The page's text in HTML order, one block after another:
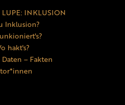
LUPE: INKLUSION
Inklusion?
hakt's?
– Fakten